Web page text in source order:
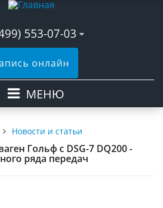
553-07-03
онлайн
МЕНЮ
Новости и статьи
Гольф с DSG-7 DQ200 -
ряда передач